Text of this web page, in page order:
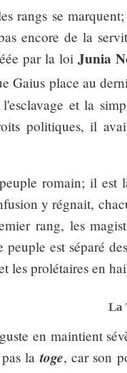
rangs se
encore de la
par la loi Junia
Gaius place au
et la
politiques, il
romain; il est
y régnait,
rang, les
peuple est séparé
les prolétaires en
La
en maintient
pas latoge, car son